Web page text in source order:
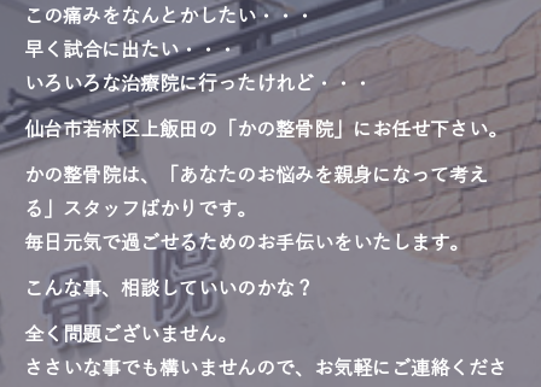
この痛みをなんとかしたい・・・
早く試合に出たい・・・
いろいろな治療院に行ったけれど・・・
仙台市若林区上飯田の「かの整骨院」にお任せ下さい。
かの整骨院は、「あなたのお悩みを親身になって考え
る」スタッフばかりです。
毎日元気で過ごせるためのお手伝いをいたします。
こんな事、相談していいのかな？
全く問題ございません。
ささいな事でも構いませんので、お気軽にご連絡くださ